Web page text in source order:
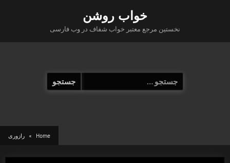
خواب روشن
نخستین مرجع معتبر خواب شفاف در وب فارسی
جستجو
برای:
Home رازوری